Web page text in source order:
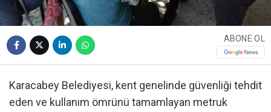
ABONE OL
Karacabey Belediyesi, kent genelinde güvenliği tehdit
eden ve kullanım ömrünü tamamlayan metruk